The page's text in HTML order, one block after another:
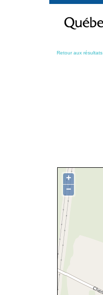
contenu
Retour aux résultats
+
−